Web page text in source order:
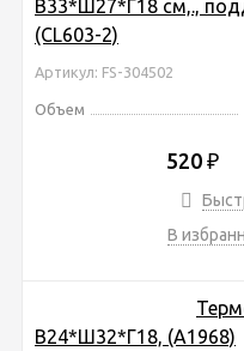
В33*Ш27*Г18 cм,.,
(CL603-2)
Артикул: FS-304502
Объем
520 ₽
В
В24*Ш32*Г18, (A1968)